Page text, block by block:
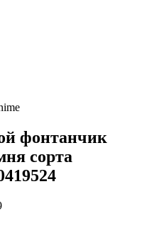
фонтанчик
сорта